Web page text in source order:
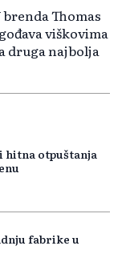
Thomas
viškovima
druga najbolja
hitna otpuštanja
fabrike u